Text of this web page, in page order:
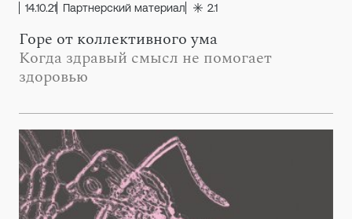
14.10.21 Партнерский материал 2.1
Горе от коллективного ума
Когда здравый смысл не помогает
здоровью